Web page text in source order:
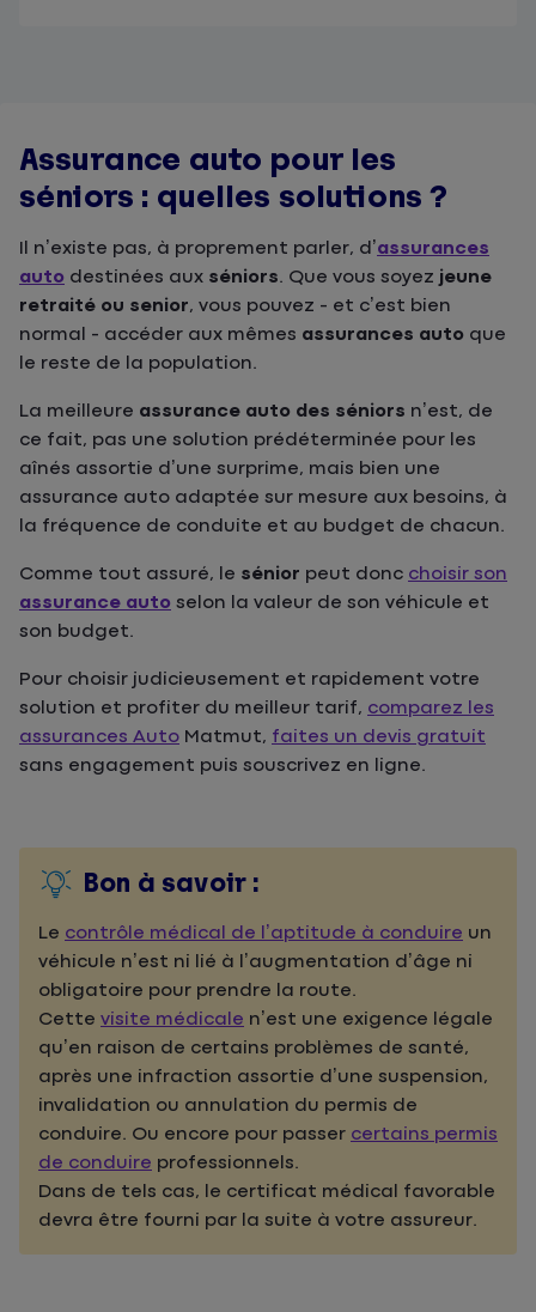
Assurance auto pour les
séniors : quelles solutions ?
Il n’existe pas, à proprement parler, d’assurances
auto destinées aux séniors. Que vous soyez jeune
retraité ou senior, vous pouvez - et c’est bien
normal - accéder aux mêmes assurances auto que
le reste de la population.
La meilleure assurance auto des séniors n’est, de
ce fait, pas une solution prédéterminée pour les
aînés assortie d’une surprime, mais bien une
assurance auto adaptée sur mesure aux besoins, à
la fréquence de conduite et au budget de chacun.
Comme tout assuré, le sénior peut donc choisir son
assurance auto selon la valeur de son véhicule et
son budget.
Pour choisir judicieusement et rapidement votre
solution et profiter du meilleur tarif, comparez les
assurances Auto Matmut, faites un devis gratuit
sans engagement puis souscrivez en ligne.
Bon à savoir :
Le contrôle médical de l’aptitude à conduire un
véhicule n’est ni lié à l’augmentation d’âge ni
obligatoire pour prendre la route.
Cette visite médicale n’est une exigence légale
qu’en raison de certains problèmes de santé,
après une infraction assortie d’une suspension,
invalidation ou annulation du permis de
conduire. Ou encore pour passer certains permis
de conduire professionnels.
Dans de tels cas, le certificat médical favorable
devra être fourni par la suite à votre assureur.